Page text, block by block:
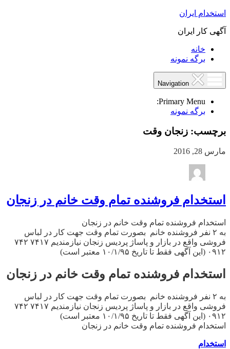
استخدام ایران
آگهی کار ایران
خانه
برگه نمونه
Primary Menu:
برگه نمونه
برچسب: زنجان وقت
مارس 28, 2016
استخدام فروشنده تمام وقت خانم در زنجان
استخدام فروشنده تمام وقت خانم در زنجان
به ۲ نفر فروشنده خانم بصورت تمام وقت جهت کار در لباس
فروشی واقع در بازار و پاساژ پردیس زنجان نیازمندیم ۷۴۱۷ ۷۴۲
۰۹۱۲ (این آگهی فقط تا تاریخ ۱۰/۱/۹۵ معتبر است)
استخدام فروشنده تمام وقت خانم در زنجان
به ۲ نفر فروشنده خانم بصورت تمام وقت جهت کار در لباس
فروشی واقع در بازار و پاساژ پردیس زنجان نیازمندیم ۷۴۱۷ ۷۴۲
۰۹۱۲ (این آگهی فقط تا تاریخ ۱۰/۱/۹۵ معتبر است)
استخدام فروشنده تمام وقت خانم در زنجان
استخدام